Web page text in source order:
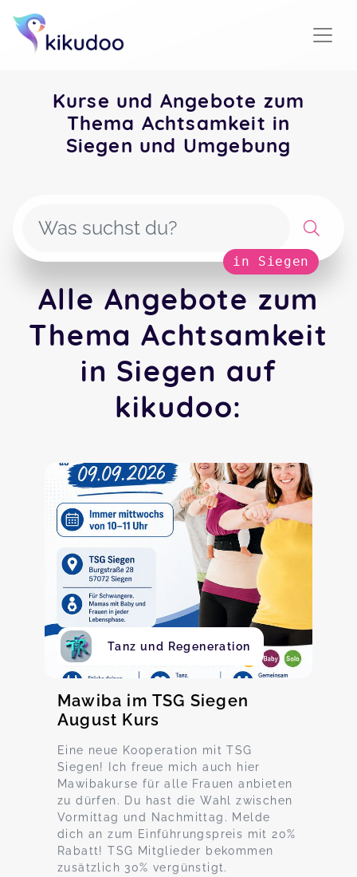
Kurse und Angebote zum
Thema Achtsamkeit in
Siegen und Umgebung
in Siegen
Alle Angebote zum
Thema Achtsamkeit
in Siegen auf
kikudoo:
Tanz und Regeneration
Mawiba im TSG Siegen
August Kurs
Eine neue Kooperation mit TSG
Siegen! Ich freue mich auch hier
Mawibakurse für alle Frauen anbieten
zu dürfen. Du hast die Wahl zwischen
Vormittag und Nachmittag. Melde
dich an zum Einführungspreis mit 20%
Rabatt! TSG Mitglieder bekommen
zusätzlich 30% vergünstigt.